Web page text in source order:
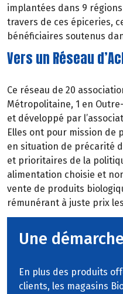
implantées dans 9
travers de ces épiceries,
bénéficiaires soutenus
Vers un Réseau
Ce réseau de 20
Métropolitaine, 1 en
et développé par
Elles ont pour mission
en situation de précarité
et prioritaires de la
alimentation choisie et
vente de produits
rémunérant à juste prix
Une
En plus des produits
clients, les magasins